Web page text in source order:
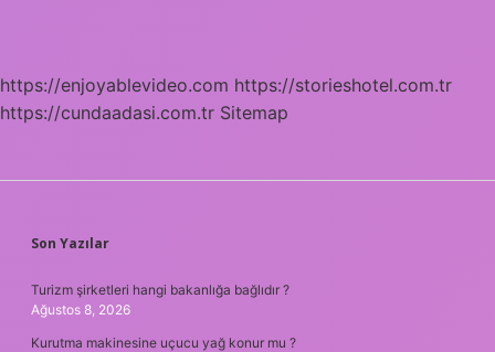
https://enjoyablevideo.com https://storieshotel.com.tr
https://cundaadasi.com.tr Sitemap
SIDEBAR
Son Yazılar
Turizm şirketleri hangi bakanlığa bağlıdır ?
Ağustos 8, 2026
Kurutma makinesine uçucu yağ konur mu ?